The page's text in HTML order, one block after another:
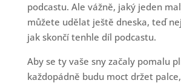
podcastu. Ale vážně, jaký jeden
můžete udělat ještě dneska, teď
jak skončí tenhle díl podcastu.
Aby se ty vaše sny začaly pomalu
každopádně budu moct držet